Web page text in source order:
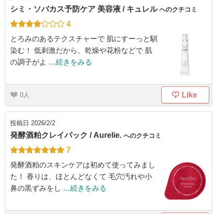
シミ・ソバカス予防ケア 美容液 / キュレル へのクチコミ
4
とろみのあるテクスチャーで 肌にすーっと馴
染む！ 低刺激だから、乾燥や花粉などで 肌
の調子がよ …続きをみる
0 Like
投稿日 2026/2/2
発酵酒粕クレイパック / Aurelie. へのクチコミ
7
発酵酒粕のスキンケアは初めて使ってみまし
た！ 香りは、ほとんどなくて 毛穴汚れや小
鼻の黒ずみをし …続きをみる